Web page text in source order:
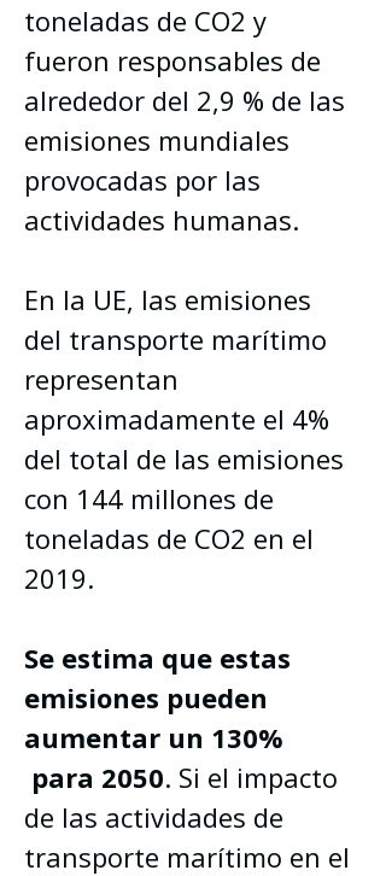
toneladas de CO2 y
fueron responsables de
alrededor del 2,9 % de las
emisiones mundiales
provocadas por las
actividades humanas.
En la UE, las emisiones
del transporte marítimo
representan
aproximadamente el 4%
del total de las emisiones
con 144 millones de
toneladas de CO2 en el
2019.
Se estima que estas
emisiones pueden
aumentar un 130%
para 2050. Si el impacto
de las actividades de
transporte marítimo en el